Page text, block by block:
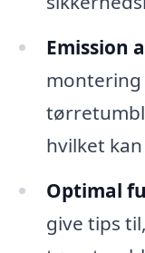
Emission
montering
hvilket
Optimal
give tips